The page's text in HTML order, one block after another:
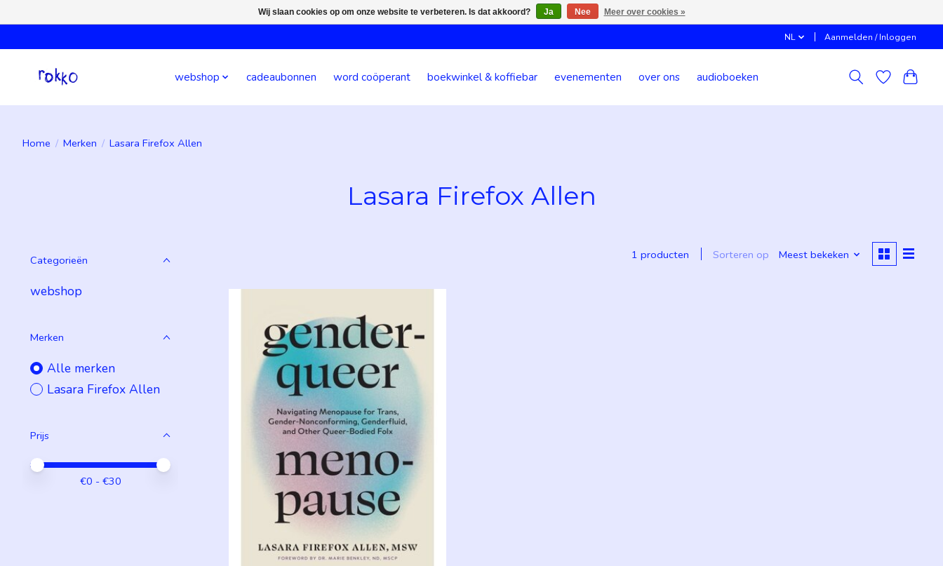
NL Aanmelden / Inloggen
webshop cadeaubonnen word coöperant boekwinkel & koffiebar evenementen over ons audioboeken
Home / Merken / Lasara Firefox Allen
Lasara Firefox Allen
Categorieën
webshop
Merken
Alle merken
Lasara Firefox Allen
Prijs
Minimale prijswaarde
Price maximum value
€0 - €30
1 producten Sorteren op Meest bekeken
Wij slaan cookies op om onze website te verbeteren. Is dat akkoord? Ja Nee Meer over cookies »